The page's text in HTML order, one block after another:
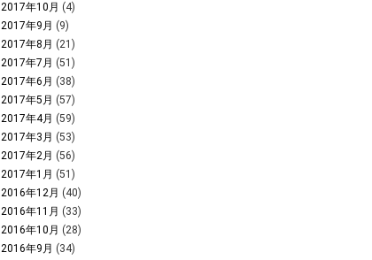
2017年10月 (4)
2017年9月 (9)
2017年8月 (21)
2017年7月 (51)
2017年6月 (38)
2017年5月 (57)
2017年4月 (59)
2017年3月 (53)
2017年2月 (56)
2017年1月 (51)
2016年12月 (40)
2016年11月 (33)
2016年10月 (28)
2016年9月 (34)